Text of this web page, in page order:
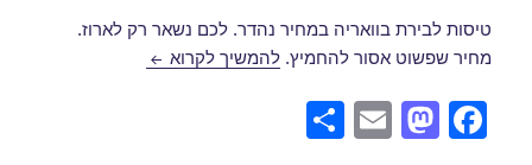
טיסות לבירת בוואריה במחיר נהדר. לכם נשאר רק לארוז.
מחיר שפשוט אסור להחמיץ.להמשיך לקרוא טיסות למינכן במרץ
F
M
E